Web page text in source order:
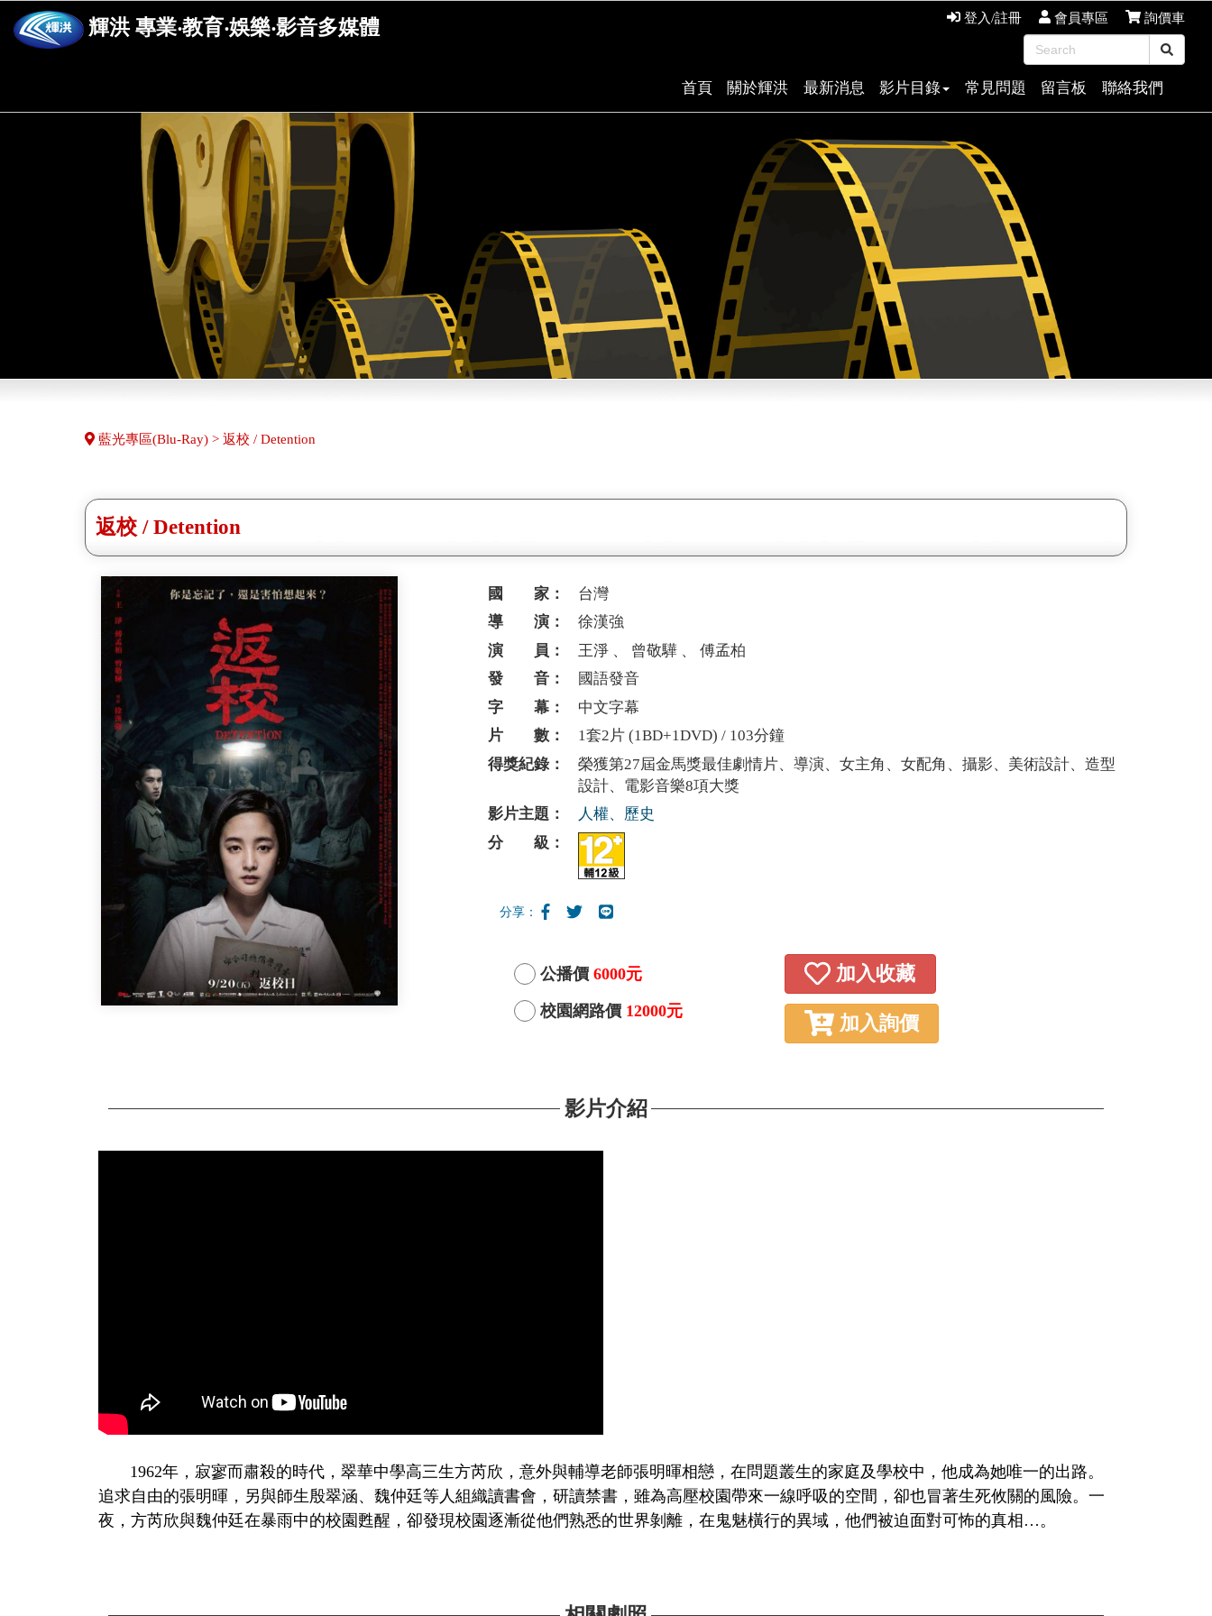
輝洪 專業‧教育‧娛樂‧影音多媒體 登入/註冊 會員專區 詢價車
首頁 關於輝洪 最新消息 影片目錄 常見問題 留言板 聯絡我們
藍光專區(Blu-Ray) > 返校 / Detention
返校 / Detention
國 家：
台灣
導 演：
徐漢強
演 員：
王淨 、 曾敬驊 、 傅孟柏
發 音：
國語發音
字 幕：
中文字幕
片 數：
1套2片 (1BD+1DVD) / 103分鐘
得獎紀錄：
榮獲第27屆金馬獎最佳劇情片、導演、女主角、女配角、攝影、美術設計、造型
設計、電影音樂8項大獎
影片主題：
人權、歷史
分 級：
分享：
公播價 6000元
校園網路價 12000元
加入收藏
加入詢價
影片介紹
1962年，寂寥而肅殺的時代，翠華中學高三生方芮欣，意外與輔導老師張明暉相戀，在問題叢生的家庭及學校中，他成為她唯一的出路。
追求自由的張明暉，另與師生殷翠涵、魏仲廷等人組織讀書會，研讀禁書，雖為高壓校園帶來一線呼吸的空間，卻也冒著生死攸關的風險。一
夜，方芮欣與魏仲廷在暴雨中的校園甦醒，卻發現校園逐漸從他們熟悉的世界剝離，在鬼魅橫行的異域，他們被迫面對可怖的真相…。